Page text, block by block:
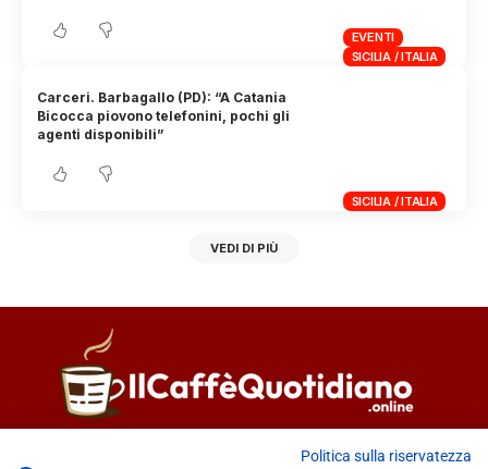
EVENTI
SICILIA / ITALIA
SICILIA / ITALIA
Carceri. Barbagallo (PD): “A Catania
Bicocca piovono telefonini, pochi gli
agenti disponibili”
VEDI DI PIÙ
Fiorella Falci
Politica sulla riservatezza